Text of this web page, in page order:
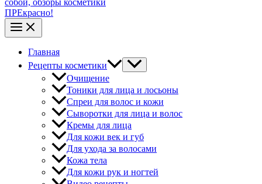
ПРЕкрасно!
Главная
Рецепты косметики
Очищение
Тоники для лица и лосьоны
Спреи для волос и кожи
Сыворотки для лица и волос
Кремы для лица
Для кожи век и губ
Для ухода за волосами
Кожа тела
Для кожи рук и ногтей